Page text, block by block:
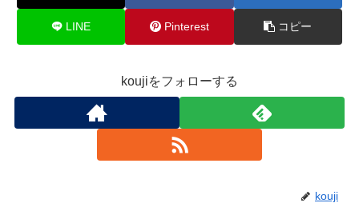
LINE Pinterest コピー
koujiをフォローする
kouji